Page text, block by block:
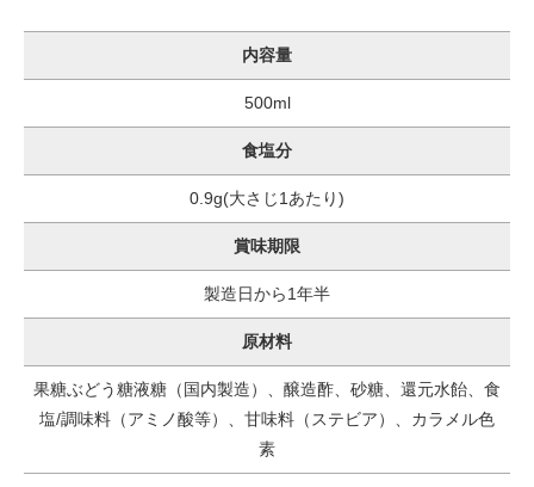
内容量
500ml
食塩分
0.9g(大さじ1あたり)
賞味期限
製造日から1年半
原材料
果糖ぶどう糖液糖（国内製造）、醸造酢、砂糖、還元水飴、食
塩/調味料（アミノ酸等）、甘味料（ステビア）、カラメル色
素